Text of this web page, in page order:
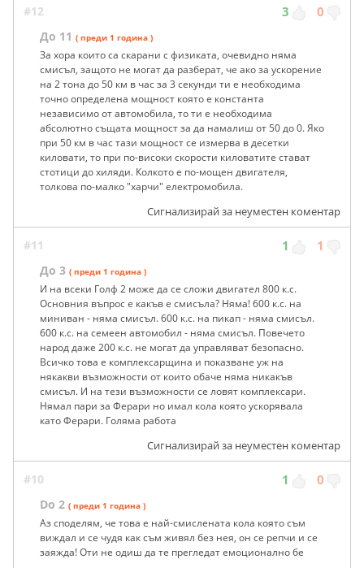
#12 3 0
До 11 ( преди 1 година )
За хора които са скарани с физиката, очевидно няма
смисъл, защото не могат да разберат, че ако за ускорение
на 2 тона до 50 км в час за 3 секунди ти е необходима
точно определена мощност която е константа
независимо от автомобила, то ти е необходима
абсолютно същата мощност за да намалиш от 50 до 0. Яко
при 50 км в час тази мощност се измерва в десетки
киловати, то при по-високи скорости киловатите стават
стотици до хиляди. Колкото е по-мощен двигателя,
толкова по-малко "харчи" електромобила.
Сигнализирай за неуместен коментар
#11 1 1
До 3 ( преди 1 година )
И на всеки Голф 2 може да се сложи двигател 800 к.с.
Основния въпрос е какъв е смисъла? Няма! 600 к.с. на
миниван - няма смисъл. 600 к.с. на пикап - няма смисъл.
600 к.с. на семеен автомобил - няма смисъл. Повечето
народ даже 200 к.с. не могат да управляват безопасно.
Всичко това е комплексарщина и показване уж на
някакви възможности от които обаче няма никакъв
смисъл. И на тези възможности се ловят комплексари.
Нямал пари за Ферари но имал кола която ускорявала
като Ферари. Голяма работа
Сигнализирай за неуместен коментар
#10 1 0
Do 2 ( преди 1 година )
Аз споделям, че това е най-смислената кола която съм
виждал и се чудя как съм живял без нея, он се репчи и се
заяжда! Оти не одиш да те прегледат емоционално бе